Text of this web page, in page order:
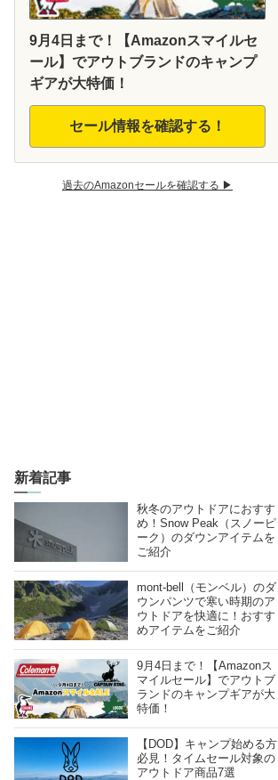
9月4日まで！【Amazonスマイルセ
ール】でアウトブランドのキャンプ
ギアが大特価！
セール情報を確認する！
過去のAmazonセールを確認する ▶︎
新着記事
秋冬のアウトドアにおすす
め！Snow Peak（スノーピ
ーク）のダウンアイテムを
ご紹介
mont-bell（モンベル）のダ
ウンパンツで寒い時期のア
ウトドアを快適に！おすす
めアイテムをご紹介
9月4日まで！【Amazonス
マイルセール】でアウトブ
ランドのキャンプギアが大
特価！
【DOD】キャンプ始める方
必見！タイムセール対象の
アウトドア商品7選